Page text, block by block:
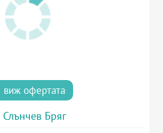
виж офертата
Слънчев Бряг